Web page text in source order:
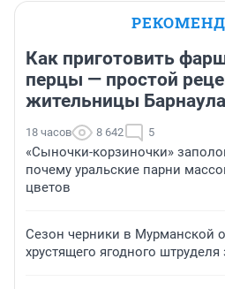
Как приготовить
перцы — простой
жительницы Барнаула
18 часов 8 642 5
«Сыночки-корзиночки»
почему уральские парни
цветов
Сезон черники в Мурманской
хрустящего ягодного штруделя